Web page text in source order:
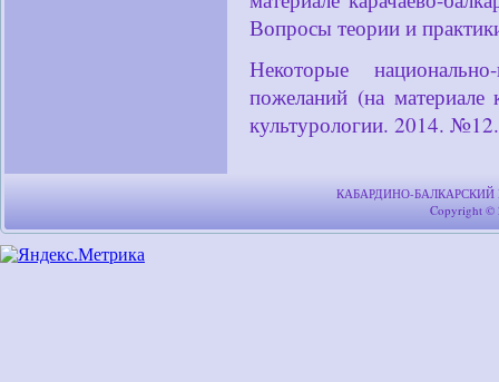
Вопросы теории и
Некоторые
пожеланий (на материале
культурологии. 2014.
КАБАРДИНО-
Copyright ©